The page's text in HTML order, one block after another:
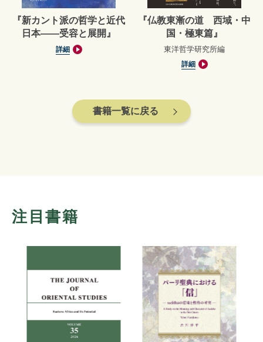
『新カント派の哲学と近代
日本――受容と展開』
詳細
『仏教東漸の道 西域・中
国・極東篇』
東洋哲学研究所編
詳細
書籍一覧に戻る
注目書籍